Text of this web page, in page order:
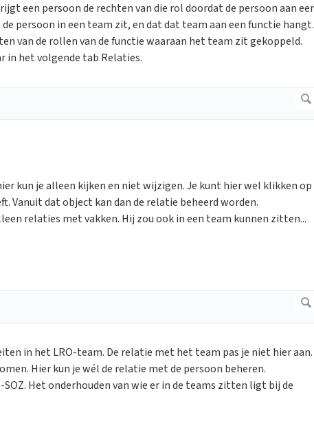
een persoon de rechten van die rol doordat de persoon aan
persoon in een team zit, en dat dat team aan een functie hangt.
van de rollen van de functie waaraan het team zit gekoppeld.
in het volgende tab Relaties.
kun je alleen kijken en niet wijzigen. Je kunt hier wel klikken op
Vanuit dat object kan dan de relatie beheerd worden.
relaties met vakken. Hij zou ook in een team kunnen zitten...
in het LRO-team. De relatie met het team pas je niet hier aan.
Hier kun je wél de relatie met de persoon beheren.
Het onderhouden van wie er in de teams zitten ligt bij de